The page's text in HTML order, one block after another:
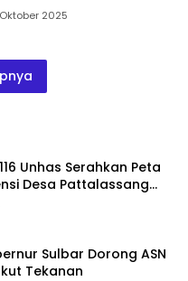
2025
Unhas Serahkan Peta
Desa Pattalassang
Sulbar Dorong ASN
Tekanan